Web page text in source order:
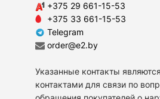
+375 29 661-15-53
+375 33 661-15-53
Telegram
order@e2.by
Указанные контакты
контактами для связи по